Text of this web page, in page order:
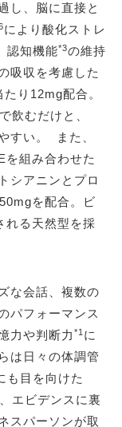
し、脳に直接と
により酸化ストレ
認知機能*3の維持
吸収を考慮した
り12mg配合。
飲むだけと、
すい。 また、
を組み合わせた
シアニンとプロ
を配合。ビ
れる天然型を採
な会話、複数の
パフォーマンス
力や判断力 *1 に
は日々の体調管
も目を向けた
エビデンスに裏
スパーソンが取